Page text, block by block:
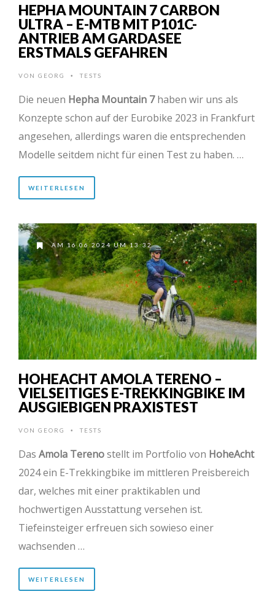
HEPHA MOUNTAIN 7 CARBON
ULTRA – E-MTB MIT P101C-
ANTRIEB AM GARDASEE
ERSTMALS GEFAHREN
VON GEORG • TESTS
Die neuen Hepha Mountain 7haben wir uns als
Konzepte schon auf der Eurobike 2023 in Frankfurt
angesehen, allerdings waren die entsprechenden
Modelle seitdem nicht für einen Test zu haben. …
WEITERLESEN
AM 16.06.2024 UM 13:32
HOHEACHT AMOLA TERENO –
VIELSEITIGES E-TREKKINGBIKE IM
AUSGIEBIGEN PRAXISTEST
VON GEORG • TESTS
Das Amola Terenostellt im Portfolio von HoheAcht
2024 ein E-Trekkingbike im mittleren Preisbereich
dar, welches mit einer praktikablen und
hochwertigen Ausstattung versehen ist.
Tiefeinsteiger erfreuen sich sowieso einer
wachsenden …
WEITERLESEN